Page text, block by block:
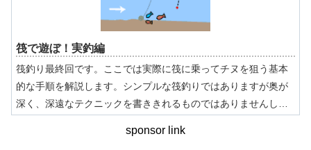
筏で遊ぼ！実釣編
筏釣り最終回です。ここでは実際に筏に乗ってチヌを狙う基本
的な手順を解説します。シンプルな筏釣りではありますが奥が
深く、深遠なテクニックを書ききれるものではありませんし、
の専門サイトをぜひご覧になって下さい。皆さんのためになる
sponsor link